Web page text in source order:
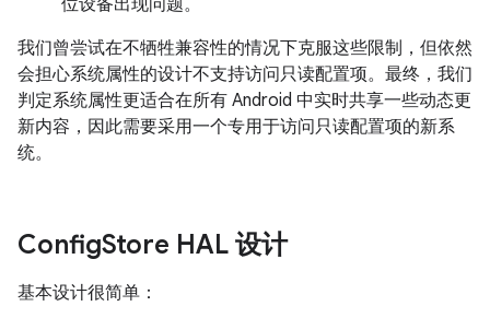
位设备出现问题。
我们曾尝试在不牺牲兼容性的情况下克服这些限制，但依然
会担心系统属性的设计不支持访问只读配置项。最终，我们
判定系统属性更适合在所有 Android 中实时共享一些动态更
新内容，因此需要采用一个专用于访问只读配置项的新系
统。
ConfigStore HAL 设计
基本设计很简单：